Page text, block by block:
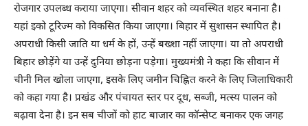
रोजगार उपलब्ध कराया जाएगा। सीवान शहर को व्यवस्थित शहर बनाना है।
यहां इको टूरिज्म को विकसित किया जाएगा। बिहार में सुशासन स्थापित है।
अपराधी किसी जाति या धर्म के हों, उन्हें बख्शा नहीं जाएगा। या तो अपराधी
बिहार छोड़ेंगे या उन्हें दुनिया छोड़ना पड़ेगा। मुख्यमंत्री ने कहा कि सीवान में
चीनी मिल खोला जाएगा, इसके लिए जमीन चिह्नित करने के लिए जिलाधिकारी
को कहा गया है। प्रखंड और पंचायत स्तर पर दूध, सब्जी, मत्स्य पालन को
बढ़ावा देना है। इन सब चीजों को हाट बाजार का कॉन्सेप्ट बनाकर एक जगह